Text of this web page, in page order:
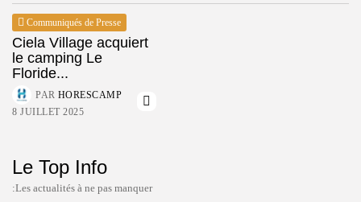
Communiqués de Presse
Ciela Village acquiert
le camping Le
Floride...
PAR HORESCAMP
8 JUILLET 2025
Le Top Info
:Les actualités à ne pas manquer